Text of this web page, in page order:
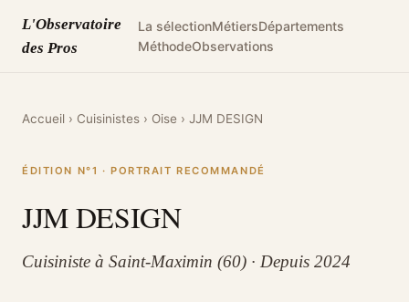
L'Observatoire
des Pros
La sélectionMétiersDépartements
MéthodeObservations
Accueil › Cuisinistes › Oise › JJM DESIGN
ÉDITION N°1 · PORTRAIT RECOMMANDÉ
JJM DESIGN
Cuisiniste à Saint-Maximin (60) · Depuis 2024